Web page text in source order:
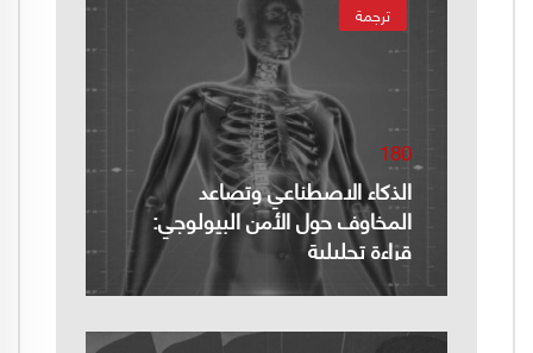
ترجمة
180
الذكاء الاصطناعي وتصاعد
المخاوف حول الأمن البيولوجي:
قراءة تحليلية